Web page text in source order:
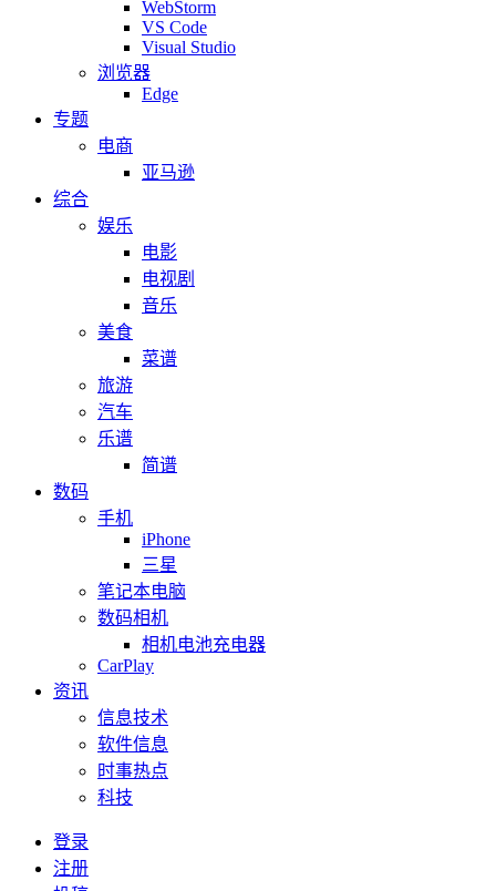
WebStorm
VS Code
Visual Studio
浏览器
Edge
专题
电商
亚马逊
综合
娱乐
电影
电视剧
音乐
美食
菜谱
旅游
汽车
乐谱
简谱
数码
手机
iPhone
三星
笔记本电脑
数码相机
相机电池充电器
CarPlay
资讯
信息技术
软件信息
时事热点
科技
登录
注册